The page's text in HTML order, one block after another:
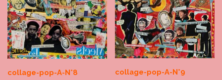
collage-pop-A-N°8 collage-pop-A-N°9